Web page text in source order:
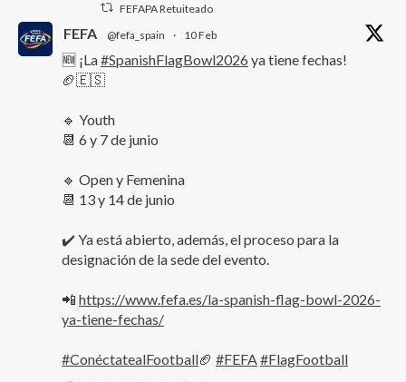
FEFAPA Retuiteado
FEFA @fefa_spain · 10 Feb
🆕 ¡La#SpanishFlagBowl2026 ya tiene fechas!
🏈🇪🇸
🔹 Youth
📆 6 y 7 de junio
🔹 Open y Femenina
📆 13 y 14 de junio
✔️ Ya está abierto, además, el proceso para la
designación de la sede del evento.
📲 https://www.fefa.es/la-spanish-flag-bowl-2026-
ya-tiene-fechas/
#ConéctatealFootball🏈 #FEFA #FlagFootball